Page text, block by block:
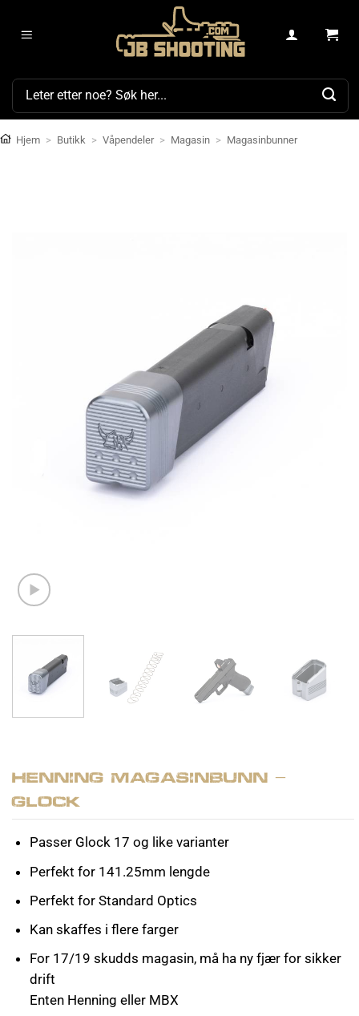
Søk
Hjem > Butikk > Våpendeler > Magasin > Magasinbunner
Henning Magasinbunn –
Glock
Passer Glock 17 og like varianter
Perfekt for 141.25mm lengde
Perfekt for Standard Optics
Kan skaffes i flere farger
For 17/19 skudds magasin, må ha ny fjær for sikker
drift
Enten Henning eller MBX